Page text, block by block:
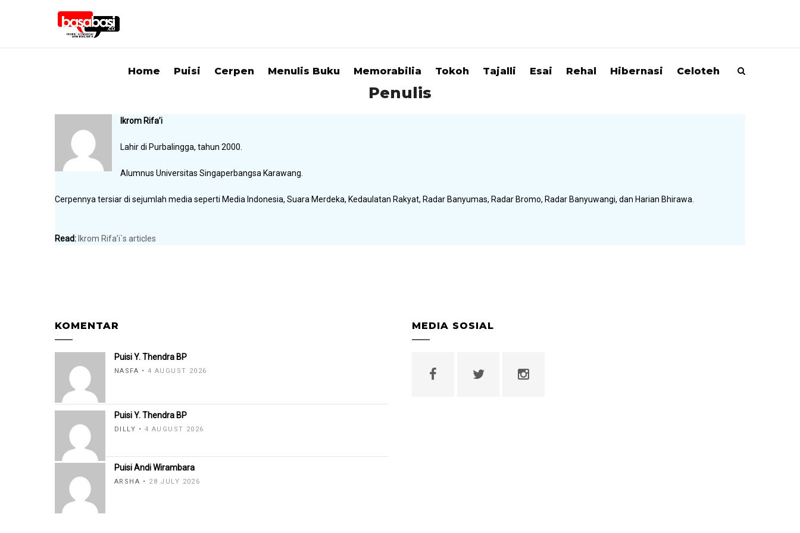
Home Puisi Cerpen Menulis Buku Memorabilia Tokoh Tajalli Esai Rehal Hibernasi Celoteh
Penulis
Ikrom Rifa’i
Lahir di Purbalingga, tahun 2000.
Alumnus Universitas Singaperbangsa Karawang.
Cerpennya tersiar di sejumlah media seperti Media Indonesia, Suara Merdeka, Kedaulatan Rakyat, Radar Banyumas, Radar Bromo, Radar Banyuwangi, dan Harian Bhirawa.
Read: Ikrom Rifa’i`s articles
KOMENTAR
Puisi Y. Thendra BP
NASFA 4 AUGUST 2026
Puisi Y. Thendra BP
DILLY 4 AUGUST 2026
Puisi Andi Wirambara
ARSHA 28 JULY 2026
MEDIA SOSIAL